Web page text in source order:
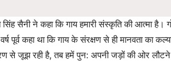
सैनी ने कहा कि गाय हमारी संस्कृति की आत्मा है।
पूर्व कहा था कि गाय के संरक्षण से ही मानवता का
से जूझ रही है, तब हमें पुन: अपनी जड़ों की ओर